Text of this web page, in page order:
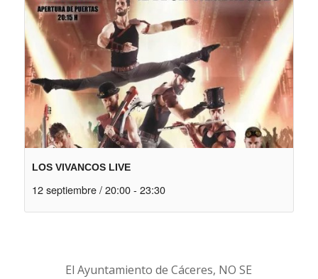
LOS VIVANCOS LIVE
12 septiembre / 20:00 - 23:30
El Ayuntamiento de Cáceres, NO SE